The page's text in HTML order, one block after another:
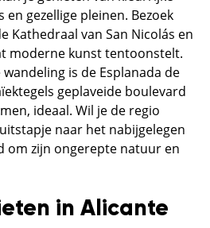
en gezellige pleinen. Bezoek
Kathedraal van San Nicolás en
moderne kunst tentoonstelt.
is de Esplanada de
geplaveide boulevard
ideaal. Wil je de regio
naar het nabijgelegen
om zijn ongerepte natuur en
in Alicante